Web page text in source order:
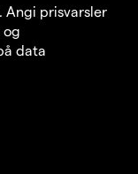
Angi prisvarsler
og
data